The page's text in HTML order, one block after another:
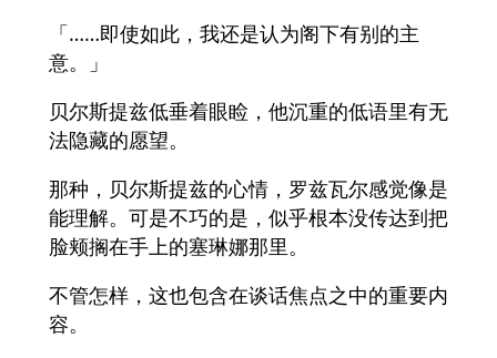
「……即使如此，我还是认为阁下有别的主
意。」
贝尔斯提兹低垂着眼睑，他沉重的低语里有无
法隐藏的愿望。
那种，贝尔斯提兹的心情，罗兹瓦尔感觉像是
能理解。可是不巧的是，似乎根本没传达到把
脸颊搁在手上的塞琳娜那里。
不管怎样，这也包含在谈话焦点之中的重要内
容。